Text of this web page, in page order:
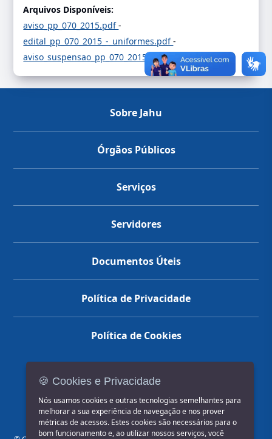
Arquivos Disponíveis:
aviso_pp_070_2015.pdf-
edital_pp_070_2015_-_uniformes.pdf-
aviso_suspensao_pp_070_2015_-_uniformes.pdf-
Sobre Jahu
Órgãos Públicos
Serviços
Servidores
Documentos Úteis
Política de Privacidade
Política de Cookies
🍪 Cookies e Privacidade
Nós usamos cookies e outras tecnologias semelhantes para
melhorar a sua experiência de navegação e nos prover
métricas de acessos. Estes cookies são necessários para o
bom funcionamento e, ao utilizar nossos serviços, você